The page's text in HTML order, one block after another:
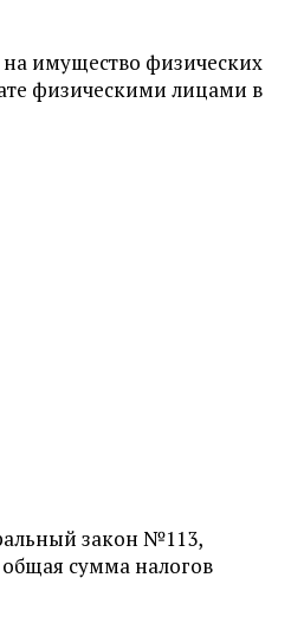
имущество физических
физическими лицами в
закон №113,
общая сумма налогов